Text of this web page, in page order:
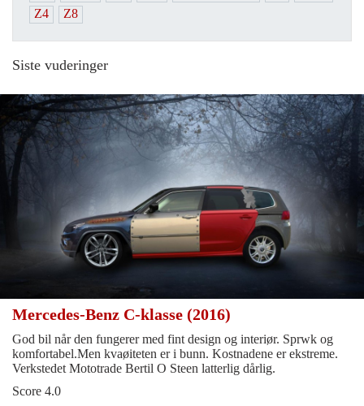
Z4
Z8
Siste vuderinger
Mercedes-Benz C-klasse (2016)
God bil når den fungerer med fint design og interiør. Sprwk og
komfortabel.Men kvaøiteten er i bunn. Kostnadene er ekstreme.
Verkstedet Mototrade Bertil O Steen latterlig dårlig.
Score 4.0